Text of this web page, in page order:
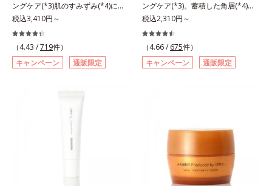
時、なじませた時、後肌、と3段階
に変化するテクスチャーは、肌にす
ばやくなじみ、毎日の美白ケアを楽
しくする使いごこちを叶えました。
*1 メラニンの蓄積を抑え、シミ・
ソバカスを防ぐ*2 デクスパンテノ
と*4 うるおいによる透明感のある
肌*5 ターンオーバーを促進して、
メラニンの塊を微細化すること*6
アルテアエキス配合＝保湿成分各商
へ。化粧水前に2プッシュ使うだけ
で、うるおいのすき間にぐんぐん入
り込み、うるおいで満ち満ちたハリ
のある美肌へと整えます。*1 クチ
ナシ果実エキス、ハトムギ種子エキ
ス、ユズ果実エキス、水添レシチ
るおい不足など*3 お手入れのファ
ーストステップのこと*4 細胞間脂
質に類似した構造*5 保湿成分
ングケア(*3)肌のすみずみ(*4)にし
みわたるうるおい充満ローション。
ハリも透明感(*5)も結果主義。年齢
サイン(*6)の因子に着目した肌科学
エイジングケア(*3)シリーズ。オル
ビスユー ドットシリーズは、年齢
ではなく、肌で起きていることの根
本原因に着目。加齢とともに現れる
年齢サインについて研究を進めたと
ころ、弾力感のない状態である「ハ
税込3,410円～
（4.43 /719件）
キャンペーン
通販限定
ングケア(*3)。蓄積した角層(*4)を
絡めとりくすみ(*5)を晴らす高密着
マイルドピーリング(*6)洗顔料。ハ
リも透明感(*7)も結果主義。年齢サ
イン(*8)の因子に着目した肌科学エ
イジングケア(*3)シリーズ。オルビ
齢サインについて研究を進めたとこ
ろ、弾力感のない状態である「ハリ
のなさ」や、くすみ(*5)などが現れ
ている状態である「透明感のなさ」
が、大人の肌印象に大きな影響を与
税込2,310円～
（4.66 / 675件）
キャンペーン
通販限定